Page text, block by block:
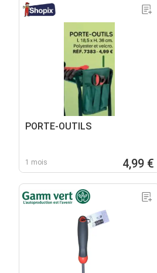
PORTE-OUTILS
1 mois 4,99 €